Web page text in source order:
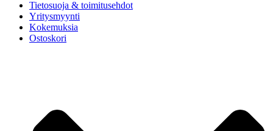
Tietosuoja & toimitusehdot
Yritysmyynti
Kokemuksia
Ostoskori